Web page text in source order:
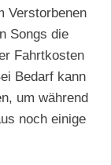
Verstorbenen
Songs die
Fahrtkosten
Bedarf kann
um während
noch einige